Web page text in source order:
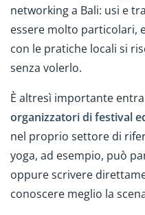
networking a Bali: usi e
essere molto particolari,
con le pratiche locali si
senza volerlo.
È altresì importante
organizzatori di festival
nel proprio settore di
yoga, ad esempio, può
oppure scrivere
conoscere meglio la